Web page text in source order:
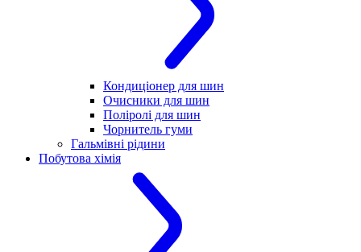
Кондиціонер для шин
Очисники для шин
Поліролі для шин
Чорнитель гуми
Гальмівні рідини
Побутова хімія